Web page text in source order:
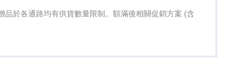
33個產品 專業攝影器材 17個產品
品於各通路均有供貨數量限制。額滿後相關促銷方案 (含